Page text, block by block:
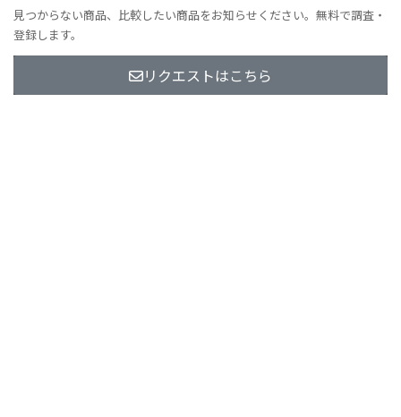
見つからない商品、比較したい商品をお知らせください。無料で調査・
登録します。
リクエストはこちら